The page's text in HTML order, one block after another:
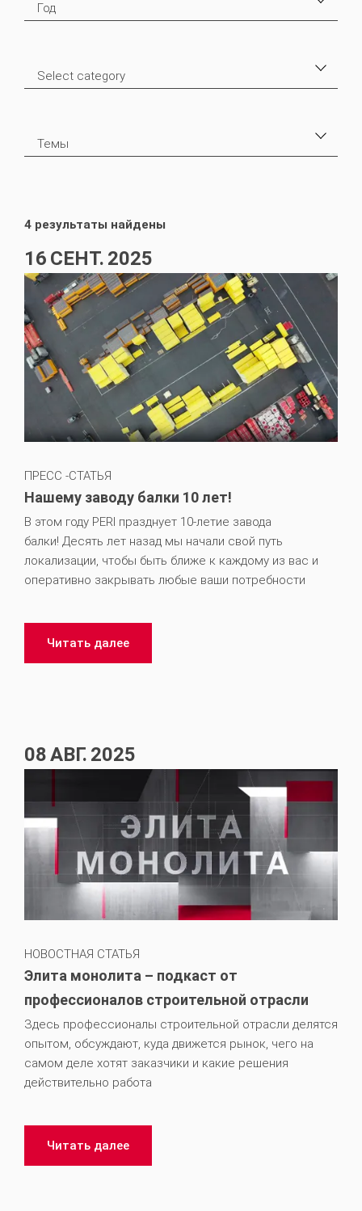
Год
2023 1
Select category
Новостная статья
Темы
4 результаты найдены
16 СЕНТ. 2025
ПРЕСС -СТАТЬЯ
Нашему заводу балки 10 лет!
В этом году PERI празднует 10-летие завода
балки! Десять лет назад мы начали свой путь
локализации, чтобы быть ближе к каждому из вас и
оперативно закрывать любые ваши потребности
Читать далее
08АВГ. 2025
НОВОСТНАЯ СТАТЬЯ
Элита монолита – подкаст от
профессионалов строительной отрасли
Здесь профессионалы строительной отрасли делятся
опытом, обсуждают, куда движется рынок, чего на
самом деле хотят заказчики и какие решения
действительно работа
Читать далее